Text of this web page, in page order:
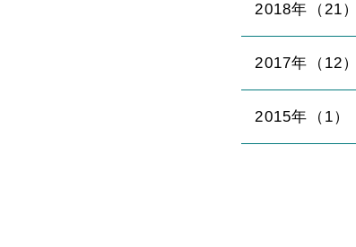
2018年（21）
2017年（12）
2015年（1）